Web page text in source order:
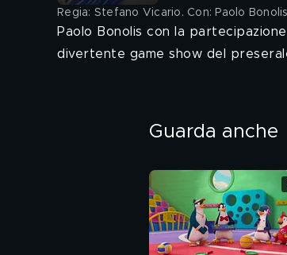
Regia: Stefano Vicario. Con: Paolo Bonolis
Paolo Bonolis con la
divertente game show del
Guarda anche